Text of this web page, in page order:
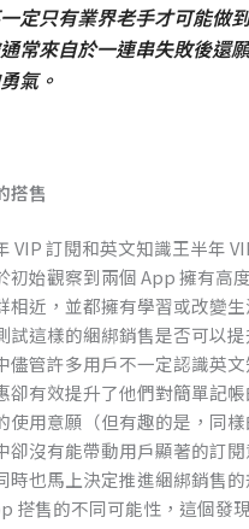
定只有業界老手才可能做
常來自於一連串失敗後還
氣。
搭售
VIP 訂閱和英文知識王半年
初始觀察到兩個 App 擁有高
相近，並都擁有學習或改變
試這樣的綑綁銷售是否可以提
儘管許多用戶不一定認識英
卻有效提升了他們對簡單記
使用意願（但有趣的是，同
卻沒有能帶動用戶顯著的訂
時也馬上決定推進綑綁銷售
搭售的不同可能性，這個發